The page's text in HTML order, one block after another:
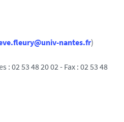
nantes.fr)
02 53 48 20 02 - Fax : 02 53 48